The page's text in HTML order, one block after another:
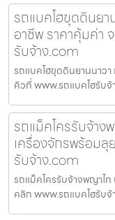
รถแบคโฮขุดดินยา
อาชีพ ราคาคุ้มค่า
รับจ้าง.com
รถแบคโฮขุดดินยานนาว
คิวที่ www.รถแบคโฮรับ
รถแม็คโครรับจ้าง
เครื่องจักรพร้อม
รับจ้าง.com
รถแม็คโครรับจ้างพญาไท
คลิก www.รถแบคโฮรับ